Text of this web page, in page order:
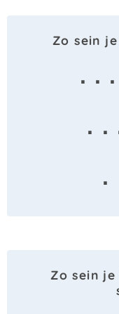
Zo sein
· ·
· ·
·
Zo sein